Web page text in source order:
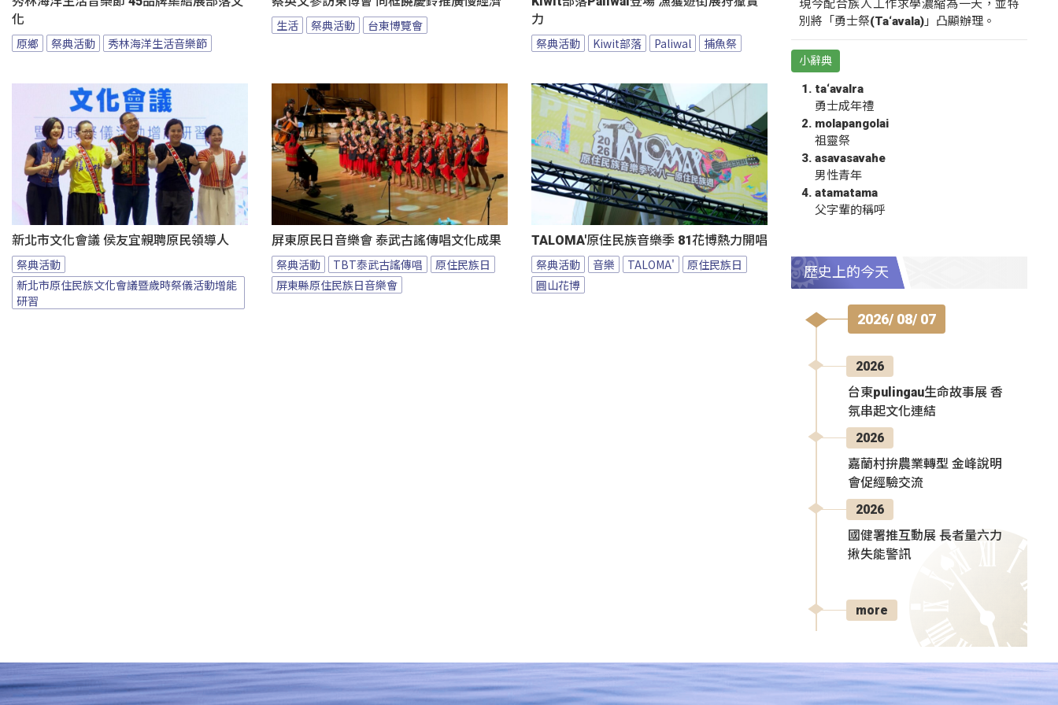
化
原鄉 祭典活動 秀林海洋生活音樂節
生活 祭典活動 台東博覽會
力
祭典活動 Kiwit部落 Paliwal 捕魚祭
新北市文化會議 侯友宜親聘原民領導人
祭典活動
新北市原住民族文化會議暨歲時祭儀活動增能
研習
屏東原民日音樂會 泰武古謠傳唱文化成果
祭典活動 TBT泰武古謠傳唱
原住民族日
屏東縣原住民族日音樂會
TALOMA'原住民族音樂季 81花博熱力開唱
祭典活動 音樂 TALOMA'
原住民族日
圓山花博
現今配合族人工作求學濃縮為一天，並特
別將「勇士祭(Ta‘avala)」凸顯辦理。
小辭典
ta‘avalra
勇士成年禮
molapangolai
祖靈祭
asavasavahe
男性青年
atamatama
父字輩的稱呼
歷史上的今天
2026/ 08/ 07
2026
台東pulingau生命故事展 香
氛串起文化連結
2026
嘉蘭村拚農業轉型 金峰說明
會促經驗交流
2026
國健署推互動展 長者量六力
揪失能警訊
more